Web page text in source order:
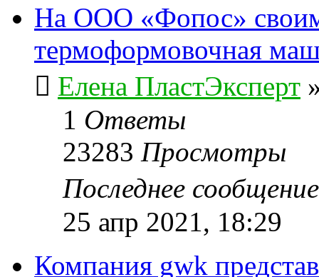
На ООО «Фопос»
термоформовочная
Елена ПластЭксперт
1 Ответы
23283 Просмотры
Последнее
25 апр 2021, 18:29
Компания gwk